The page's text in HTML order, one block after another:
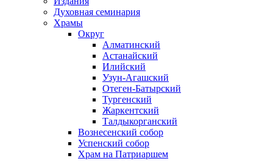
Духовная семинария
Храмы
Округ
Алматинский
Астанайский
Илийский
Узун-Агашский
Отеген-Батырский
Тургенский
Жаркентский
Талдыкорганский
Вознесенский собор
Успенский собор
Храм на Патриаршем